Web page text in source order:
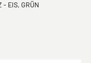
- EIS, GRÜN